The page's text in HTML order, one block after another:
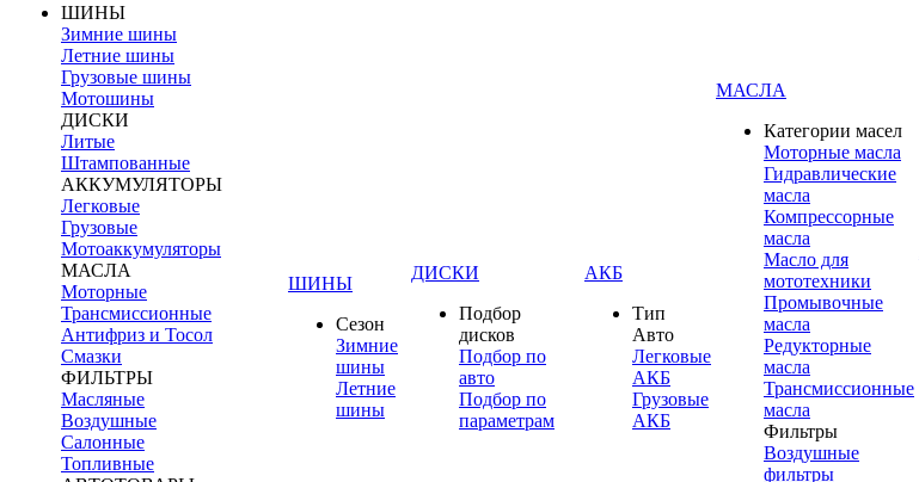
ШИНЫ
Зимние шины
Летние шины
Грузовые шины
Мотошины
ДИСКИ
Литые
Штампованные
АККУМУЛЯТОРЫ
Легковые
Грузовые
Мотоаккумуляторы
МАСЛА
Моторные
Трансмиссионные
Антифриз и Тосол
Смазки
ФИЛЬТРЫ
Масляные
Воздушные
Салонные
Топливные
ШИНЫ
Сезон
Зимние
шины
Летние
шины
ДИСКИ
Подбор
дисков
Подбор по
авто
Подбор по
параметрам
АКБ
Тип
Авто
Легковые
АКБ
Грузовые
АКБ
МАСЛА
Категории масел
Моторные масла
Гидравлические
масла
Компрессорные
масла
Масло для
мототехники
Промывочные
масла
Редукторные
масла
Трансмиссионные
масла
Фильтры
Воздушные
фильтры